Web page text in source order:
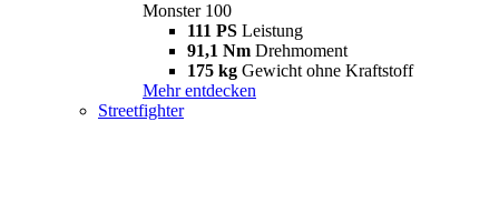
Monster 100
111 PS Leistung
91,1 Nm Drehmoment
175 kg Gewicht ohne Kraftstoff
Mehr entdecken
Streetfighter